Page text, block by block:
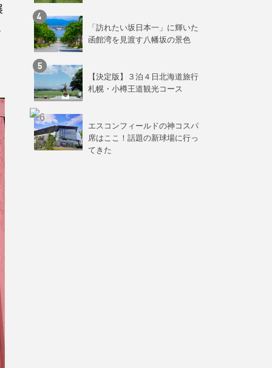
「訪れたい坂日本一」に輝いた
函館湾を見渡す八幡坂の景色
【決定版】３泊４日北海道旅行
札幌・小樽王道観光コース
エスコンフィールドの神コスパ
席はここ！話題の新球場に行っ
てきた